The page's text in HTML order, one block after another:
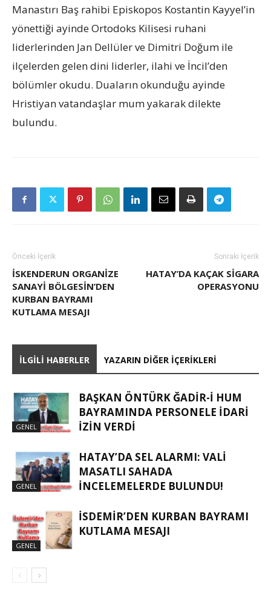
Manastırı Baş rahibi Episkopos Kostantin Kayyel’in
yönettiği ayinde Ortodoks Kilisesi ruhani
liderlerinden Jan Dellüler ve Dimitri Doğum ile
ilçelerden gelen dini liderler, ilahi ve İncil’den
bölümler okudu. Duaların okunduğu ayinde
Hristiyan vatandaşlar mum yakarak dilekte
bulundu.
Önceki İçerik
İSKENDERUN ORGANİZE
SANAYİ BÖLGESİN’DEN
KURBAN BAYRAMI
KUTLAMA MESAJI
Sonraki İçerik
HATAY’DA KAÇAK SIGARA
OPERASYONU
İLGILI HABERLER YAZARIN DIĞER İÇERIKLERI
GENEL
BAŞKAN ÖNTÜRK ĞADIR-İ HUM
BAYRAMINDA PERSONELE İDARI
İZIN VERDI
GENEL
HATAY’DA SEL ALARMI: VALI
MASATLI SAHADA
İNCELEMELERDE BULUNDU!
GENEL
İSDEMIR’DEN KURBAN BAYRAMI
KUTLAMA MESAJI